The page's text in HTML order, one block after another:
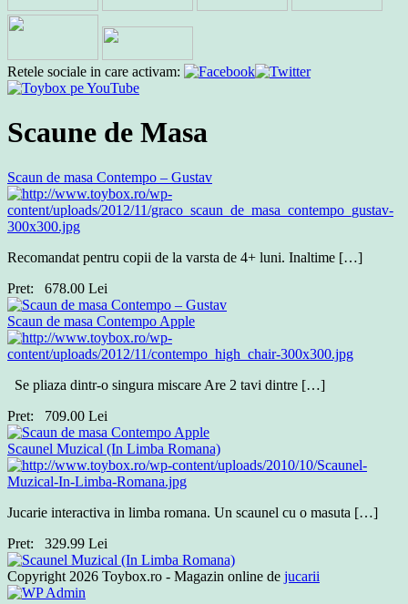
Retele sociale in care activam:
Scaune de Masa
Scaun de masa Contempo – Gustav
Recomandat pentru copii de la varsta de 4+ luni. Inaltime […]
Pret:
678.00 Lei
Scaun de masa Contempo Apple
Se pliaza dintr-o singura miscare Are 2 tavi dintre […]
Pret:
709.00 Lei
Scaunel Muzical (In Limba Romana)
Jucarie interactiva in limba romana. Un scaunel cu o masuta […]
Pret:
329.99 Lei
Copyright 2026 Toybox.ro - Magazin online de jucarii